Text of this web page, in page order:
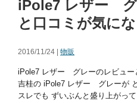
iPole7 レザー
と口コミが気に
2016/11/24 | 物販
iPole7 レザー グレーのレビュ
吉桂の iPole7 レザー グレーが
スレでも ずいぶんと盛り上がっ